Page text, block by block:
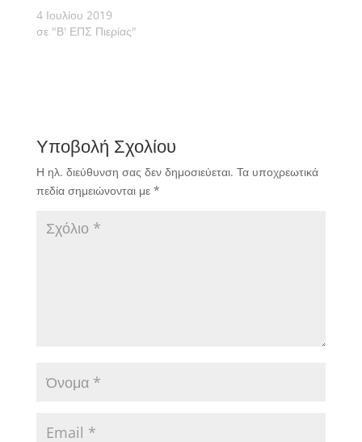
4 Ιουλίου 2019
σε "Β' ΕΠΣ Πιερίας"
Υποβολή Σχολίου
Η ηλ. διεύθυνση σας δεν δημοσιεύεται. Τα υποχρεωτικά
πεδία σημειώνονται με *